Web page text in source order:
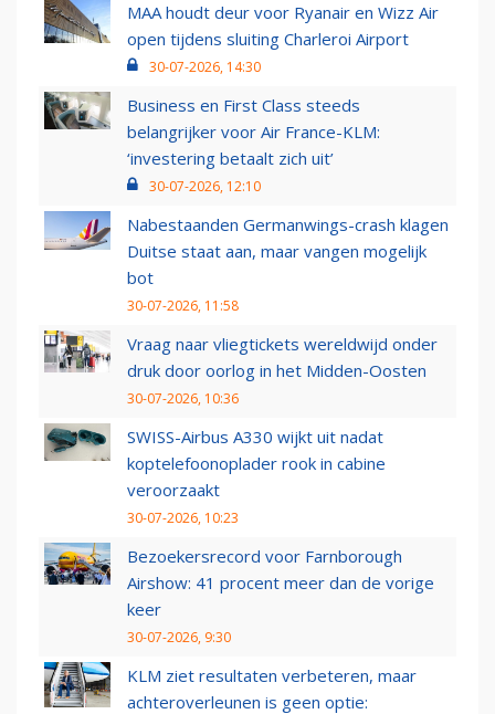
MAA houdt deur voor Ryanair en Wizz Air
open tijdens sluiting Charleroi Airport
30-07-2026, 14:30
Business en First Class steeds
belangrijker voor Air France-KLM:
‘investering betaalt zich uit’
30-07-2026, 12:10
Nabestaanden Germanwings-crash klagen
Duitse staat aan, maar vangen mogelijk
bot
30-07-2026, 11:58
Vraag naar vliegtickets wereldwijd onder
druk door oorlog in het Midden-Oosten
30-07-2026, 10:36
SWISS-Airbus A330 wijkt uit nadat
koptelefoonoplader rook in cabine
veroorzaakt
30-07-2026, 10:23
Bezoekersrecord voor Farnborough
Airshow: 41 procent meer dan de vorige
keer
30-07-2026, 9:30
KLM ziet resultaten verbeteren, maar
achteroverleunen is geen optie: